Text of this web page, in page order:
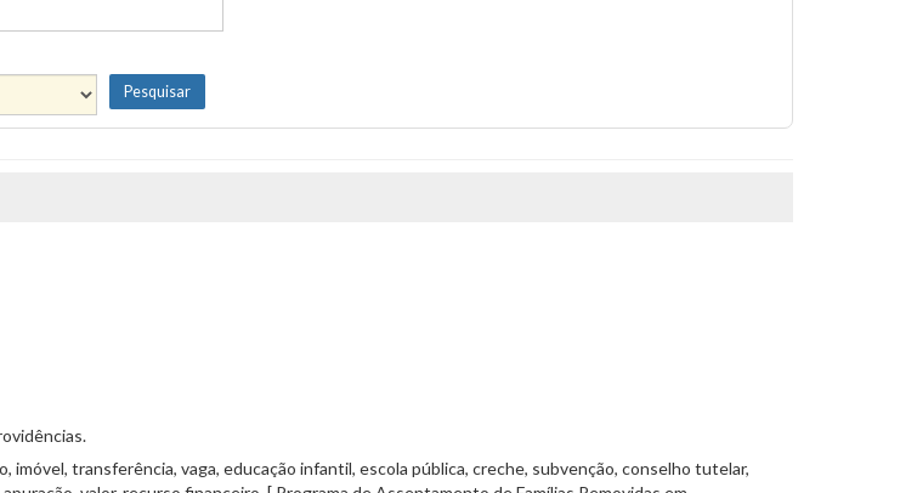
imóvel, transferência, vaga, educação infantil, escola pública, creche, subvenção, conselho tutelar,